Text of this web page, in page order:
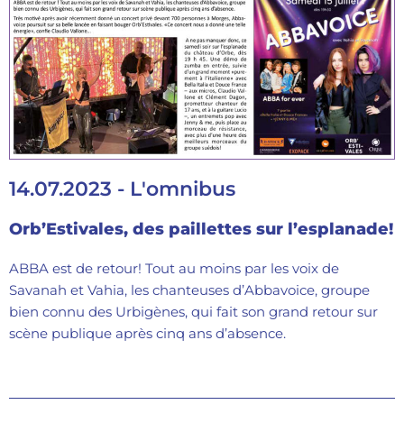
14.07.2023 - L'omnibus
Orb’Estivales, des paillettes sur l’esplanade!
ABBA est de retour! Tout au moins par les voix de
Savanah et Vahia, les chanteuses d’Abbavoice, groupe
bien connu des Urbigènes, qui fait son grand retour sur
scène publique après cinq ans d’absence.